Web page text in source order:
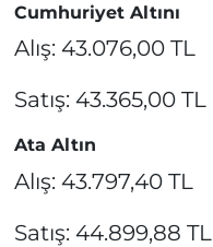
Cumhuriyet Altını
Alış: 43.076,00 TL
Satış: 43.365,00 TL
Ata Altın
Alış: 43.797,40 TL
Satış: 44.899,88 TL